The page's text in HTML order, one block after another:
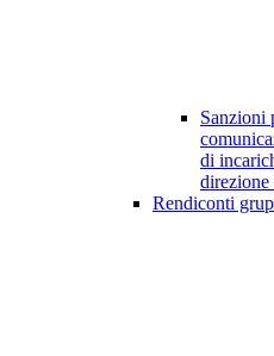
Sanzioni
di
Rendiconti